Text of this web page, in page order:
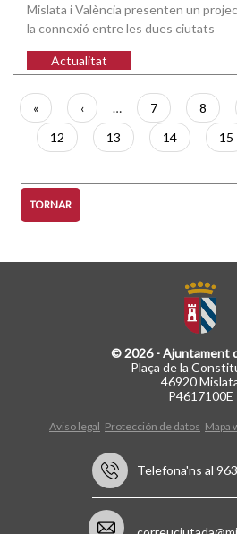
Mislata i València presenten un
la connexió entre les dues ciutats
Actualitat
Paginació
Primera
pàgina
«
Pàgina
anterior
‹ … Pàgina
7 Pàgina
8
Pàgina
12 Pàgina
13 Pàgina
14 15
TORNAR
© 2026 - Ajuntament
Plaça de la
46920
P4617100E
Aviso legal Protección de datos Mapa
Telefona'ns al